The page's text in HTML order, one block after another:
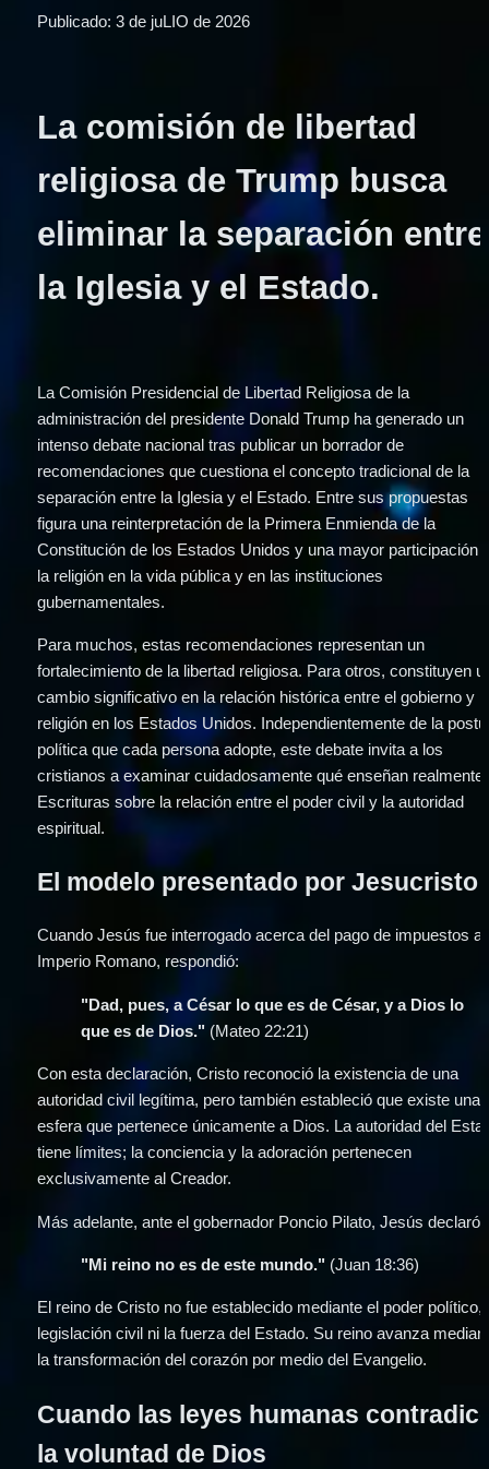
Publicado: 3 de juLIO de 2026
La comisión de libertad
religiosa de Trump busca
eliminar la separación entre
la Iglesia y el Estado.
La Comisión Presidencial de Libertad Religiosa de la
administración del presidente Donald Trump ha generado un
intenso debate nacional tras publicar un borrador de
recomendaciones que cuestiona el concepto tradicional de la
separación entre la Iglesia y el Estado. Entre sus propuestas
figura una reinterpretación de la Primera Enmienda de la
Constitución de los Estados Unidos y una mayor participación
la religión en la vida pública y en las instituciones
gubernamentales.
Para muchos, estas recomendaciones representan un
fortalecimiento de la libertad religiosa. Para otros, constituyen
cambio significativo en la relación histórica entre el gobierno y
religión en los Estados Unidos. Independientemente de la
política que cada persona adopte, este debate invita a los
cristianos a examinar cuidadosamente qué enseñan realmente
Escrituras sobre la relación entre el poder civil y la autoridad
espiritual.
El modelo presentado por Jesucristo
Cuando Jesús fue interrogado acerca del pago de impuestos al
Imperio Romano, respondió:
"Dad, pues, a César lo que es de César, y a Dios lo
que es de Dios." (Mateo 22:21)
Con esta declaración, Cristo reconoció la existencia de una
autoridad civil legítima, pero también estableció que existe una
esfera que pertenece únicamente a Dios. La autoridad del
tiene límites; la conciencia y la adoración pertenecen
exclusivamente al Creador.
Más adelante, ante el gobernador Poncio Pilato, Jesús declaró:
"Mi reino no es de este mundo." (Juan 18:36)
El reino de Cristo no fue establecido mediante el poder político,
legislación civil ni la fuerza del Estado. Su reino avanza
la transformación del corazón por medio del Evangelio.
Cuando las leyes humanas
la voluntad de Dios